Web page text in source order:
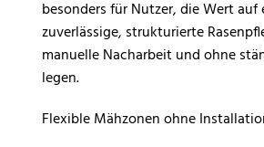
besonders für Nutzer, die Wert auf
zuverlässige, strukturierte
manuelle Nacharbeit und ohne
legen.
Flexible Mähzonen ohne